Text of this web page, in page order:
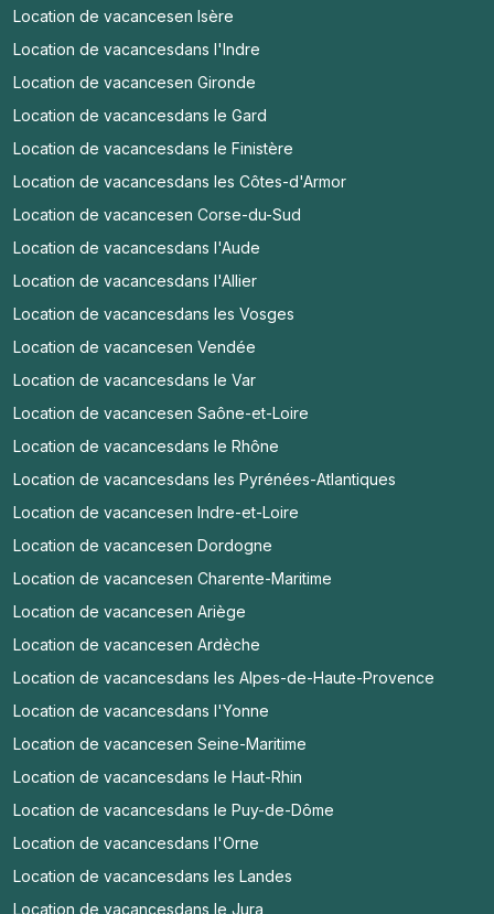
Location de vacancesen Isère
Location de vacancesdans l'Indre
Location de vacancesen Gironde
Location de vacancesdans le Gard
Location de vacancesdans le Finistère
Location de vacancesdans les Côtes-d'Armor
Location de vacancesen Corse-du-Sud
Location de vacancesdans l'Aude
Location de vacancesdans l'Allier
Location de vacancesdans les Vosges
Location de vacancesen Vendée
Location de vacancesdans le Var
Location de vacancesen Saône-et-Loire
Location de vacancesdans le Rhône
Location de vacancesdans les Pyrénées-Atlantiques
Location de vacancesen Indre-et-Loire
Location de vacancesen Dordogne
Location de vacancesen Charente-Maritime
Location de vacancesen Ariège
Location de vacancesen Ardèche
Location de vacancesdans les Alpes-de-Haute-Provence
Location de vacancesdans l'Yonne
Location de vacancesen Seine-Maritime
Location de vacancesdans le Haut-Rhin
Location de vacancesdans le Puy-de-Dôme
Location de vacancesdans l'Orne
Location de vacancesdans les Landes
Location de vacancesdans le Jura